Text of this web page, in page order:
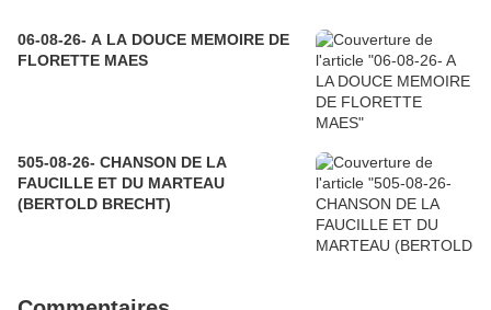
06-08-26- A LA DOUCE MEMOIRE DE
FLORETTE MAES
505-08-26- CHANSON DE LA
FAUCILLE ET DU MARTEAU
(BERTOLD BRECHT)